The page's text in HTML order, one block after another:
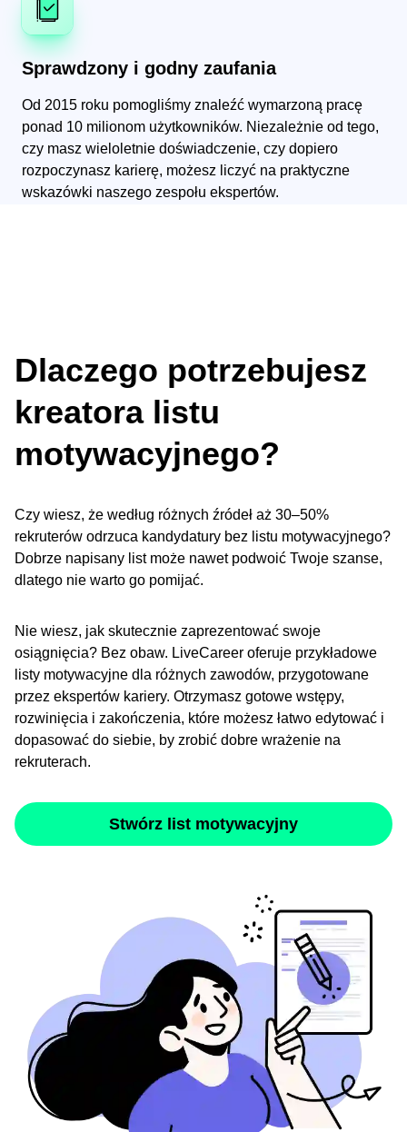
Sprawdzony i godny zaufania
Od 2015 roku pomogliśmy znaleźć wymarzoną pracę
ponad 10 milionom użytkowników. Niezależnie od tego,
czy masz wieloletnie doświadczenie, czy dopiero
rozpoczynasz karierę, możesz liczyć na praktyczne
wskazówki naszego zespołu ekspertów.
Dlaczego potrzebujesz
kreatora listu
motywacyjnego?
Czy wiesz, że według różnych źródeł aż 30–50%
rekruterów odrzuca kandydatury bez listu motywacyjnego?
Dobrze napisany list może nawet podwoić Twoje szanse,
dlatego nie warto go pomijać.
Nie wiesz, jak skutecznie zaprezentować swoje
osiągnięcia? Bez obaw. LiveCareer oferuje przykładowe
listy motywacyjne dla różnych zawodów, przygotowane
przez ekspertów kariery. Otrzymasz gotowe wstępy,
rozwinięcia i zakończenia, które możesz łatwo edytować i
dopasować do siebie, by zrobić dobre wrażenie na
rekruterach.
Stwórz list motywacyjny